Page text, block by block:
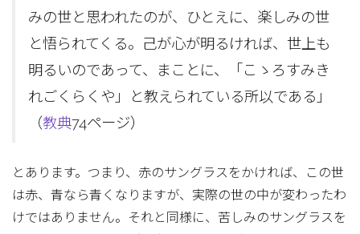
みの世と思われたのが、ひとえに、楽しみの世
と悟られてくる。己が心が明るければ、世上も
明るいのであって、まことに、「こゝろすみき
れごくらくや」と教えられている所以である」
（教典74ページ）
とあります。つまり、赤のサングラスをかければ、この世
は赤、青なら青くなりますが、実際の世の中が変わったわ
けではありません。それと同様に、苦しみのサングラスを